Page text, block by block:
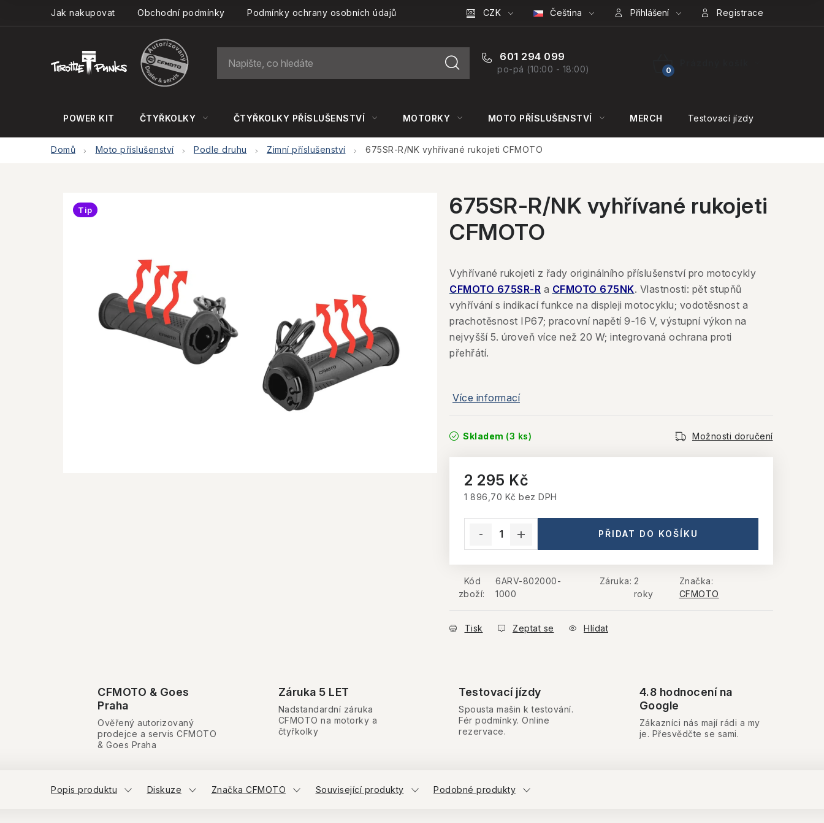
Jak nakupovat Obchodní podmínky Podmínky ochrany osobních údajů CZK Čeština Přihlášení Registrace
601 294 099
po-pá (10:00 - 18:00)
NÁKUPNÍ
POWER KIT ČTYŘKOLKY ČTYŘKOLKY PŘÍSLUŠENSTVÍ MOTORKY MOTO PŘÍSLUŠENSTVÍ MERCH Testovací jízdy
Domů Moto příslušenství Podle druhu Zimní příslušenství 675SR-R/NK vyhřívané rukojeti CFMOTO
675SR-R/NK vyhřívané rukojeti
CFMOTO
Vyhřívané rukojeti z řady originálního příslušenství pro motocykly
CFMOTO 675SR-R a CFMOTO 675NK. Vlastnosti: pět stupňů
vyhřívání s indikací funkce na displeji motocyklu; vodotěsnost a
prachotěsnost IP67; pracovní napětí 9-16 V, výstupní výkon na
nejvyšší 5. úroveň více než 20 W; integrovaná ochrana proti
přehřátí.
Více informací
Skladem (3 ks) Možnosti doručení
2 295 Kč
1 896,70 Kč bez DPH
PŘIDAT DO KOŠÍKU
Kód
zboží:
6ARV-802000-
1000
Záruka: 2
roky
Značka:
CFMOTO
Tisk Zeptat se Hlídat
Tip
CFMOTO & Goes
Praha
Ověřený autorizovaný
prodejce a servis CFMOTO
& Goes Praha
Záruka 5 LET
Nadstandardní záruka
CFMOTO na motorky a
čtyřkolky
Testovací jízdy
Spousta mašin k testování.
Fér podmínky. Online
rezervace.
4.8 hodnocení na
Google
Zákazníci nás mají rádi a my
je. Přesvědčte se sami.
Popis produktu Diskuze Značka CFMOTO Související produkty Podobné produkty